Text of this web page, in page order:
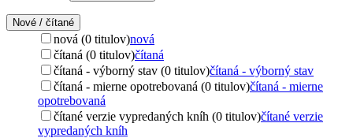
Nové / čítané
nová (0 titulov)nová
čítaná (0 titulov)čítaná
čítaná - výborný stav (0 titulov)čítaná - výborný stav
čítaná - mierne opotrebovaná (0 titulov)čítaná - mierne
opotrebovaná
čítané verzie vypredaných kníh (0 titulov)čítané verzie
vypredaných kníh